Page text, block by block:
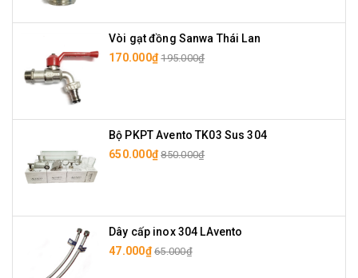
Vòi gạt đồng Sanwa Thái Lan
170.000₫ 195.000₫
Bộ PKPT Avento TK03 Sus 304
650.000₫ 850.000₫
Dây cấp inox 304 LAvento
47.000₫ 65.000₫